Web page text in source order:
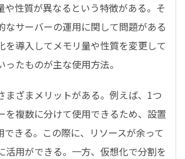
や性質が異なるという特徴がある。そ
なサーバーの運用に関して問題がある
を導入してメモリ量や性質を変更して
たものが主な使用方法。
まざまメリットがある。例えば、1つ
を複数に分けて使用できるため、設置
できる。この際に、リソースが余って
活用ができる。一方、仮想化で分割を